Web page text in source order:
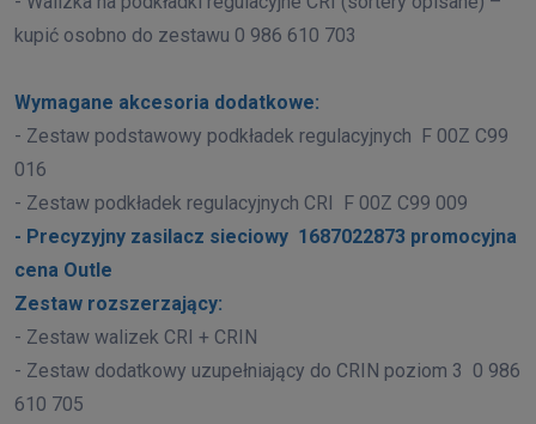
kupić osobno do zestawu 0 986 610 703
Wymagane akcesoria dodatkowe:
- Zestaw podstawowy podkładek regulacyjnych F 00Z C99
016
- Zestaw podkładek regulacyjnych CRI
F 00Z C99 009
- Precyzyjny zasilacz sieciowy 1687022873 promocyjna
cena Outle
Zestaw rozszerzający:
- Zestaw walizek CRI + CRIN
- Zestaw dodatkowy uzupełniający do CRIN poziom 3 0 986
610 705